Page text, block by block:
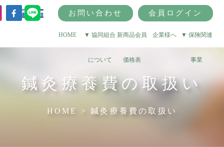
お問い合わせ 会員ログイン
HOME ▼ 協同組合
について
新商品会員
価格表
企業様へ ▼ 保険関連
事業
鍼灸療養費の取扱い
HOME > 鍼灸療養費の取扱い